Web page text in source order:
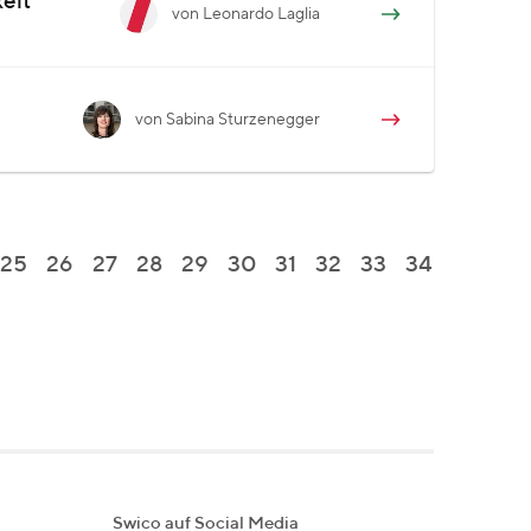
von Leonardo Laglia
von Sabina Sturzenegger
25 26 27 28 29 30 31 32 33 34
Swico auf Social Media